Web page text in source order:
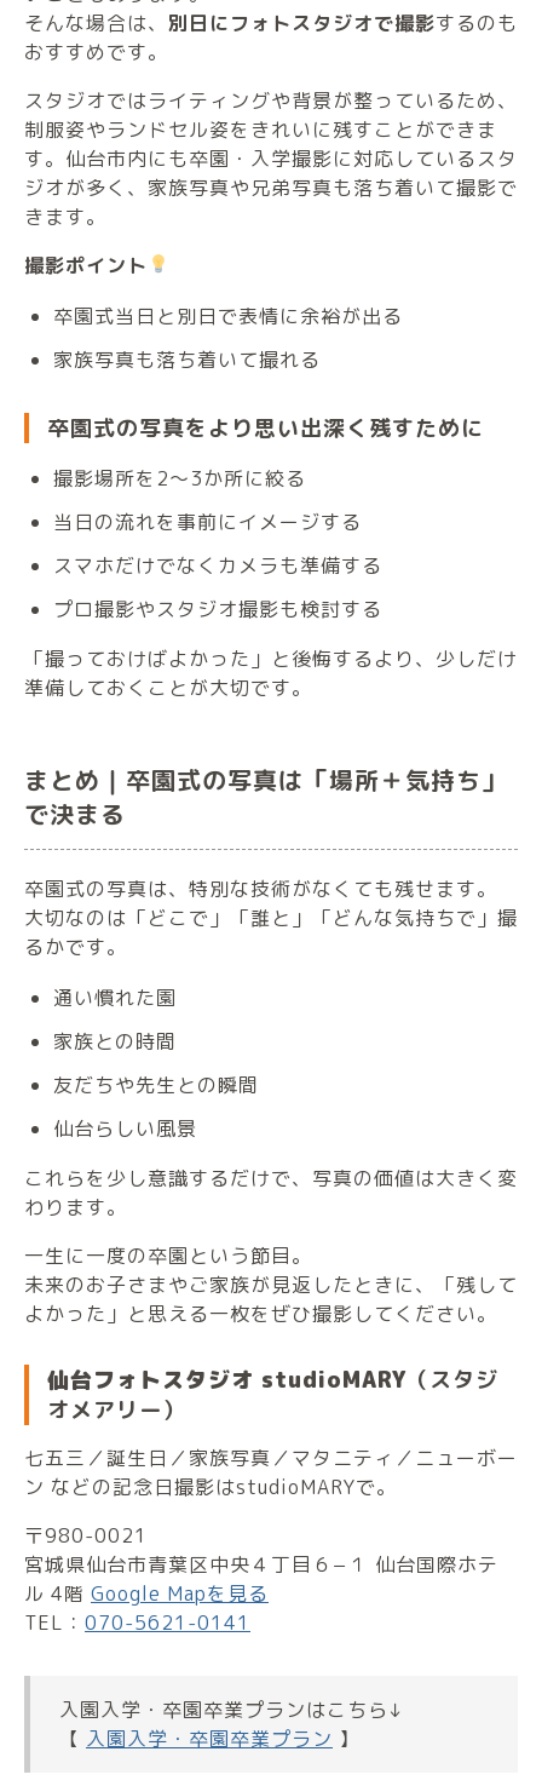
そんな場合は、 別日にフォトスタジオで撮影するのも
おすすめです。
スタジオではライティングや背景が整っているため、
制服姿やランドセル姿をきれいに残すことができま
す。仙台市内にも卒園・入学撮影に対応しているスタ
ジオが多く、家族写真や兄弟写真も落ち着いて撮影で
きます。
撮影ポイント
卒園式当日と別日で表情に余裕が出る
家族写真も落ち着いて撮れる
卒園式の写真をより思い出深く残すために
撮影場所を2〜3か所に絞る
当日の流れを事前にイメージする
スマホだけでなくカメラも準備する
プロ撮影やスタジオ撮影も検討する
「撮っておけばよかった」と後悔するより、少しだけ
準備しておくことが大切です。
まとめ｜卒園式の写真は「場所＋気持ち」
で決まる
卒園式の写真は、特別な技術がなくても残せます。
大切なのは「どこで」「誰と」「どんな気持ちで」撮
るかです。
通い慣れた園
家族との時間
友だちや先生との瞬間
仙台らしい風景
これらを少し意識するだけで、写真の価値は大きく変
わります。
一生に一度の卒園という節目。
未来のお子さまやご家族が見返したときに、「残して
よかった」と思える一枚をぜひ撮影してください。
仙台フォトスタジオ studioMARY （スタジ
オメアリー）
七五三／誕生日／家族写真／マタニティ／ニューボー
ン などの記念日撮影はstudioMARYで。
〒980-0021
宮城県仙台市青葉区中央４丁目６−１ 仙台国際ホテ
ル 4階 Google Mapを見る
TEL： 070-5621-0141
入園入学・卒園卒業プランはこちら↓
【 入園入学・卒園卒業プラン 】